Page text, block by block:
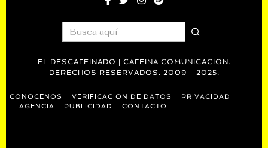
EL DESCAFEINADO | CAFEÍNA COMUNICACIÓN.
DERECHOS RESERVADOS. 2009 - 2025.
CONÓCENOS VERIFICACIÓN DE DATOS
PRIVACIDAD
AGENCIA
PUBLICIDAD CONTACTO